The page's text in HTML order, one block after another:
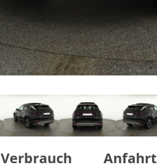
Verbrauch Anfahrt